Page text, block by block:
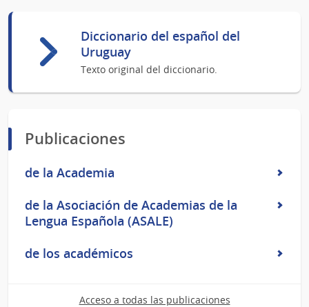
Diccionario del español del
Uruguay
Texto original del diccionario.
Publicaciones
de la Academia
de la Asociación de Academias de la
Lengua Española (ASALE)
de los académicos
Acceso a todas las publicaciones